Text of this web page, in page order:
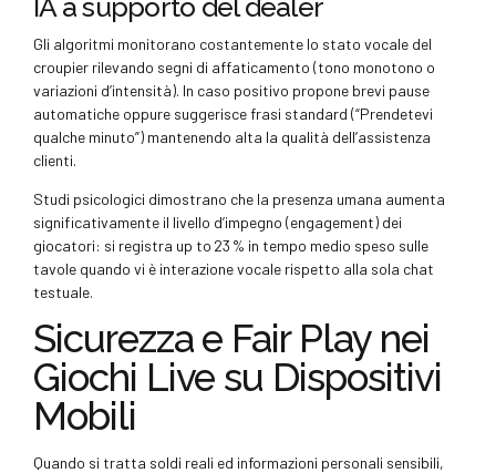
IA a supporto del dealer
Gli algoritmi monitorano costantemente lo stato vocale del
croupier rilevando segni di affaticamento (tono monotono o
variazioni d’intensità). In caso positivo propone brevi pause
automatiche oppure suggerisce frasi standard (“Prendetevi
qualche minuto”) mantenendo alta la qualità dell’assistenza
clienti.
Studi psicologici dimostrano che la presenza umana aumenta
significativamente il livello d’impegno (engagement) dei
giocatori: si registra up to 23 % in tempo medio speso sulle
tavole quando vi è interazione vocale rispetto alla sola chat
testuale.
Sicurezza e Fair Play nei
Giochi Live su Dispositivi
Mobili
Quando si tratta soldi reali ed informazioni personali sensibili,